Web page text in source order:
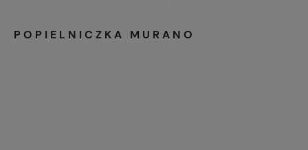
POPIELNICZKA MURANO